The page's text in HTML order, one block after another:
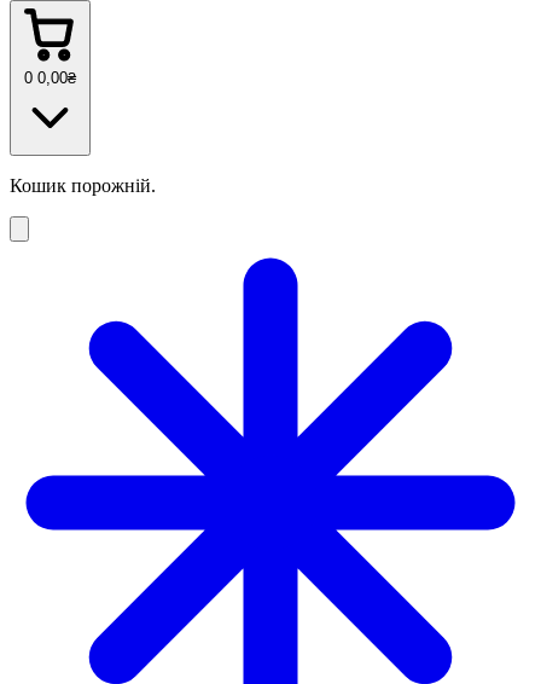
0 0 ,00₴
Кошик порожній.